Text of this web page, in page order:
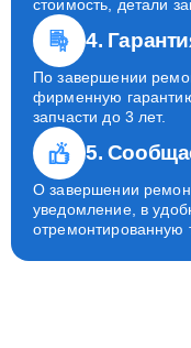
стоимость, детали
4.
По завершении
фирменную
запчасти до 3 лет.
5.
О завершении
уведомление, в
отремонтированную